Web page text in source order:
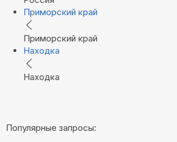
Приморский край
Приморский край
Находка
Находка
Популярные запросы: